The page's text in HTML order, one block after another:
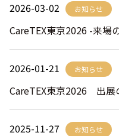
2026-03-02 お知らせ
CareTEX東京2026 -来場
2026-01-21 お知らせ
CareTEX東京2026 出展
2025-11-27 お知らせ